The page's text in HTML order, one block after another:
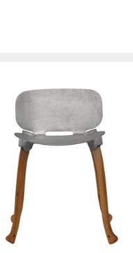
author/redaccion/